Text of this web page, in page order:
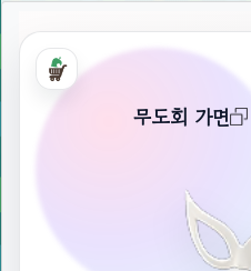
무도회 가면